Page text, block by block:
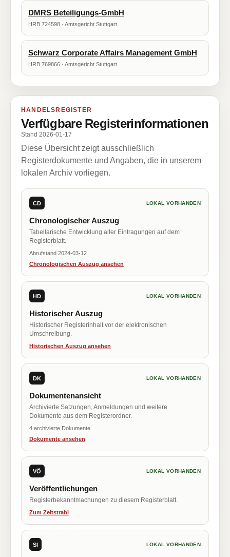
DMRS Beteiligungs-GmbH
HRB 724598 · Amtsgericht Stuttgart
Schwarz Corporate Affairs Management GmbH
HRB 769866 · Amtsgericht Stuttgart
HANDELSREGISTER
Verfügbare Registerinformationen
Stand 2026-01-17
Diese Übersicht zeigt ausschließlich
Registerdokumente und Angaben, die in unserem
lokalen Archiv vorliegen.
CD LOKAL VORHANDEN
Chronologischer Auszug
Tabellarische Entwicklung aller Eintragungen auf dem
Registerblatt.
Abrufstand 2024-03-12
Chronologischen Auszug ansehen
HD LOKAL VORHANDEN
Historischer Auszug
Historischer Registerinhalt vor der elektronischen
Umschreibung.
Historischen Auszug ansehen
DK LOKAL VORHANDEN
Dokumentenansicht
Archivierte Satzungen, Anmeldungen und weitere
Dokumente aus dem Registerordner.
4 archivierte Dokumente
Dokumente ansehen
VÖ LOKAL VORHANDEN
Veröffentlichungen
Registerbekanntmachungen zu diesem Registerblatt.
Zum Zeitstrahl
SI LOKAL VORHANDEN